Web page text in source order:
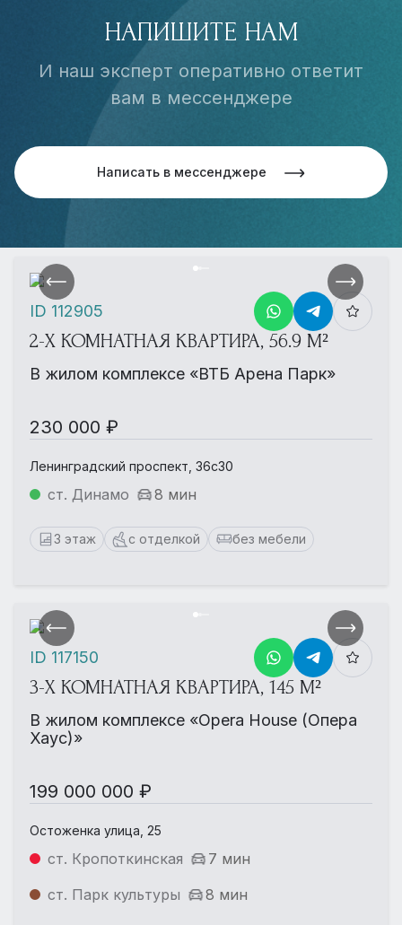
НАПИШИТЕ НАМ
И наш эксперт оперативно ответит
вам в мессенджере
Написать в мессенджере
2-Х КОМНАТНАЯ КВАРТИРА, 56.9 М²
В жилом комплексе «ВТБ Арена Парк»
230 000 ₽
Ленинградский проспект, 36с30
ст. Динамо 8 мин
3 этаж с отделкой без мебели
ID 112905
3-Х КОМНАТНАЯ КВАРТИРА, 145 М²
В жилом комплексе «Opera House (Опера
Хаус)»
199 000 000 ₽
Остоженка улица, 25
ст. Кропоткинская
7 мин
ст. Парк культуры
8 мин
ID 117150